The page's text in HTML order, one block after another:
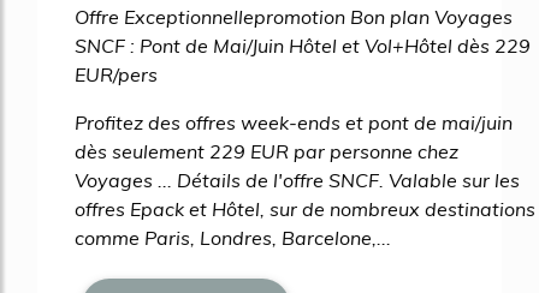
Offre Exceptionnellepromotion Bon plan Voyages
SNCF : Pont de Mai/Juin Hôtel et Vol+Hôtel dès 229
EUR/pers
Profitez des offres week-ends et pont de mai/juin
dès seulement 229 EUR par personne chez
Voyages ... Détails de l'offre SNCF. Valable sur les
offres Epack et Hôtel, sur de nombreux destinations
comme Paris, Londres, Barcelone,...